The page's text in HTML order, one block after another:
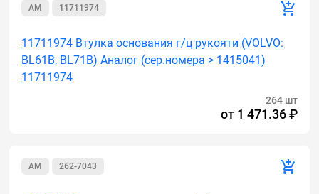
AM 11711974
11711974 Втулка основания г/ц рукояти (VOLVO:
BL61B, BL71B) Аналог (сер.номера > 1415041)
11711974
264 шт
от 1 471.36 ₽
AM 262-7043